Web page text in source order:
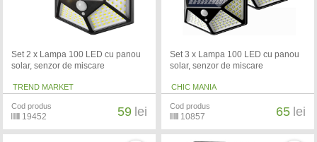
Set 2 x Lampa 100 LED cu panou
solar, senzor de miscare
TREND MARKET
Cod produs
19452 59 lei
Set 3 x Lampa 100 LED cu panou
solar, senzor de miscare
CHIC MANIA
Cod produs
10857 65 lei